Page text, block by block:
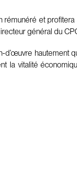
rémunéré et
général du
hautement
la vitalité